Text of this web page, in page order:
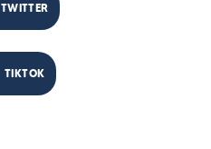
TWITTER
TIKTOK